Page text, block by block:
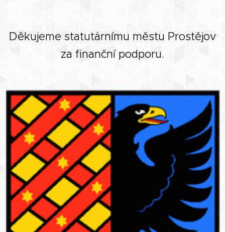
Děkujeme statutárnímu městu Prostějov
za finanční podporu.